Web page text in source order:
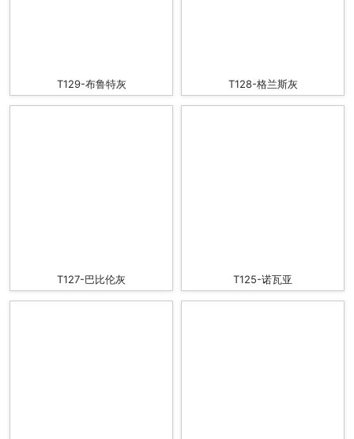
T129-布鲁特灰 T128-格兰斯灰
T127-巴比伦灰 T125-诺瓦亚